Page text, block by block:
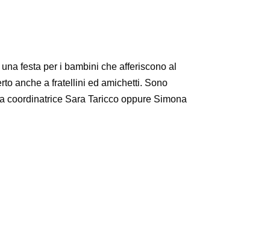
festa per i bambini che afferiscono al
anche a fratellini ed amichetti. Sono
coordinatrice Sara Taricco oppure Simona